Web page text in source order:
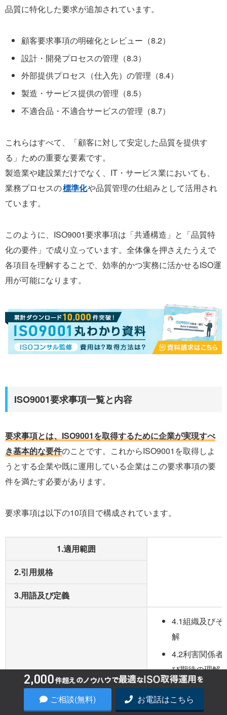
品質に特化した要求が追加されています。
顧客要求事項の明確化とレビュー（8.2）
設計・開発プロセスの管理（8.3）
外部提供プロセス（仕入先）の管理（8.4）
製造・サービス提供の管理（8.5）
不適合品・不適合サービスの管理（8.7）
これらはすべて、「顧客に対して安定した品質を提供す
る」ための重要な要素です。
製造業や建設業だけでなく、IT・サービス業においても、
業務プロセスの標準化や品質管理の仕組みとして活用され
ています。
このように、ISO9001要求事項は「共通構造」と「品質特
化の要件」で成り立っています。全体像を押さえたうえで
各項目を理解することで、効率的かつ実務に活かせるISO運
用が可能になります。
ISO9001要求事項一覧と内容
要求事項とは、ISO9001を取得するために企業が実現すべ
き基本的な要件のことです。これからISO9001を取得しよ
うとする企業や既に運用している企業はこの要求事項の要
件を満たす必要があります。
要求事項は以下の10項目で構成されています。
1.適用範囲
2.引用規格
3.用語及び定義
4.組織の状況
4.1組織及びそ
解
4.2利害関係者
び期待の理解
4.3品質マネジ
テムの適用範
ご相談(無料) お電話はこちら